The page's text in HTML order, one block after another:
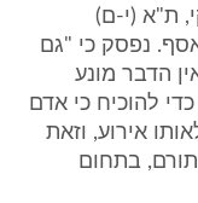
ת"א (י-ם)
אסף. נפסק כי "גם
הדבר מונע
להוכיח כי אדם
אירוע, וזאת
בתחום